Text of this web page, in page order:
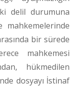
delil durumuna
bir sürede
mahkemesi
hükmedilen
dosyayı İstinaf